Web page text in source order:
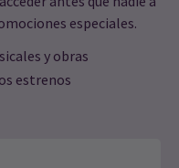
especiales.
y obras
estrenos